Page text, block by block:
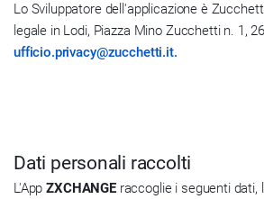
Lo Sviluppatore dell'applicazione è
legale in Lodi, Piazza Mino Zucchetti n. 1,
ufficio.privacy@zucchetti.it.
Dati personali raccolti
L'AppZXCHANGE raccoglie i seguenti dati,